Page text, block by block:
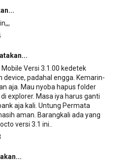
Versi 3.1.00 kedetek
padahal engga. Kemarin-
aja. Mau nyoba hapus folder
explorer. Masa iya harus ganti
aja kali. Untung Permata
aman. Barangkali ada yang
versi 3.1 ini..